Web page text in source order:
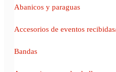
Abanicos y paraguas
Accesorios de eventos
Bandas